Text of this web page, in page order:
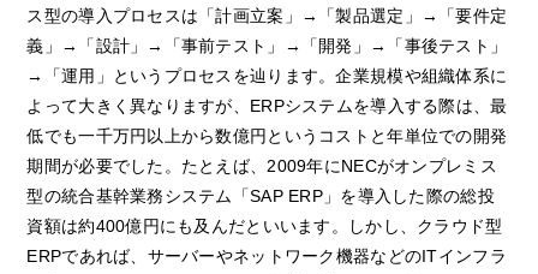
ス型の導入プロセスは「計画立案」→「製品選定」→「要件定
義」→「設計」→「事前テスト」→「開発」→「事後テスト」
→「運用」というプロセスを辿ります。企業規模や組織体系に
よって大きく異なりますが、ERPシステムを導入する際は、最
低でも一千万円以上から数億円というコストと年単位での開発
期間が必要でした。たとえば、2009年にNECがオンプレミス
型の統合基幹業務システム「SAP ERP」を導入した際の総投
資額は約400億円にも及んだといいます。しかし、クラウド型
ERPであれば、サーバーやネットワーク機器などのITインフラ